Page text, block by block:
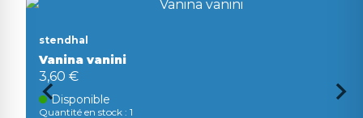
stendhal
Vanina vanini
3,60 €
Disponible
Quantité en stock : 1